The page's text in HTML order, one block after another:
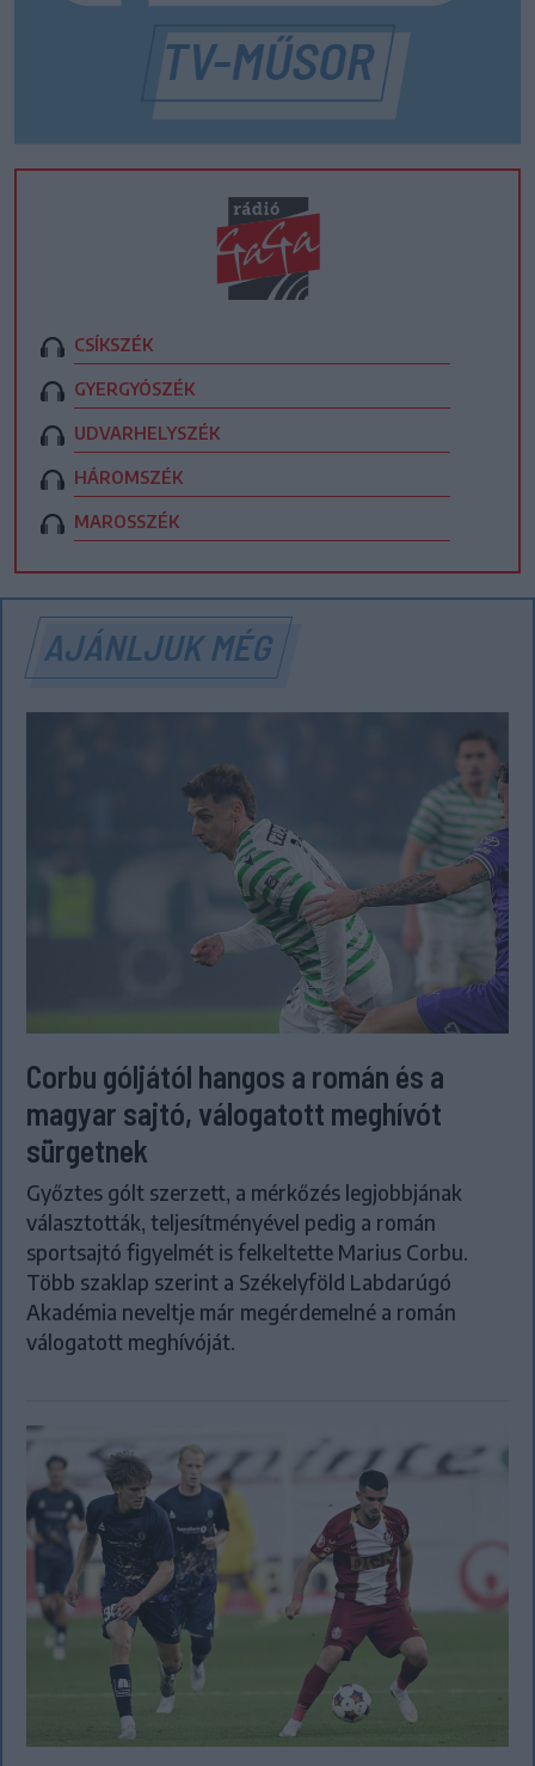
CSÍKSZÉK
GYERGYÓSZÉK
UDVARHELYSZÉK
HÁROMSZÉK
MAROSSZÉK
AJÁNLJUK MÉG
Corbu góljától hangos a román és a
magyar sajtó, válogatott meghívót
sürgetnek
Győztes gólt szerzett, a mérkőzés legjobbjának
választották, teljesítményével pedig a román
sportsajtó figyelmét is felkeltette Marius Corbu.
Több szaklap szerint a Székelyföld Labdarúgó
Akadémia neveltje már megérdemelné a román
válogatott meghívóját.